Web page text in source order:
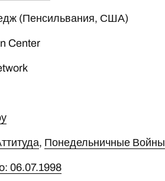
(Пенсильвания, США)
Center
, Понедельничные Войны
06.07.1998